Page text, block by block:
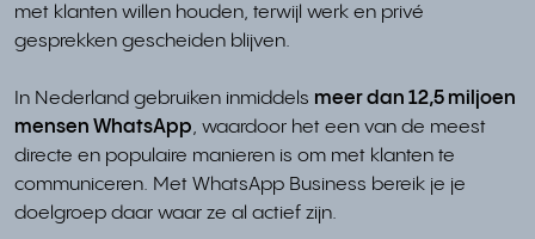
met klanten willen houden, terwijl werk en privé
gesprekken gescheiden blijven.
In Nederland gebruiken inmiddels meer dan 12,5 miljoen
mensen WhatsApp, waardoor het een van de meest
directe en populaire manieren is om met klanten te
communiceren. Met WhatsApp Business bereik je je
doelgroep daar waar ze al actief zijn.